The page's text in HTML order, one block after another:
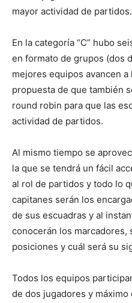
mayor actividad de partidos.
En la categoría “C” hubo
en formato de grupos (dos
mejores equipos avancen
propuesta de que también
round robin para que las
actividad de partidos.
Al mismo tiempo se
la que se tendrá un fácil
al rol de partidos y todo lo
capitanes serán los
de sus escuadras y al
conocerán los marcadores,
posiciones y cuál será su
Todos los equipos
de dos jugadores y